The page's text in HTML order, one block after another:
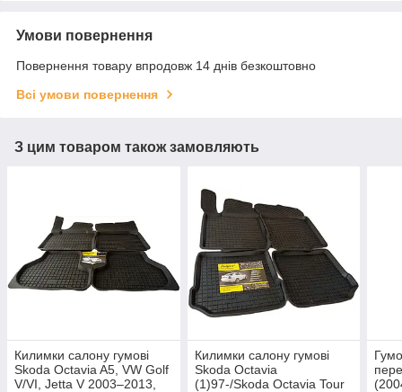
Умови повернення
Повернення товару впродовж 14 днів безкоштовно
Всі умови повернення
З цим товаром також замовляють
Килимки салону гумові
Skoda Octavia A5, VW Golf
V/VI, Jetta V 2003–2013,
Килимки салону гумові
Skoda Octavia
(1)97-/Skoda Octavia Tour